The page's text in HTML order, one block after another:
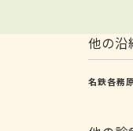
他の沿
名鉄各務